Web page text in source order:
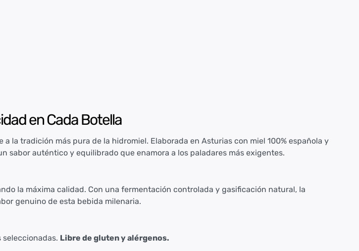
en Cada Botella
la tradición más pura de la hidromiel. Elaborada en Asturias con miel 100% española y
sabor auténtico y equilibrado que enamora a los paladares más exigentes.
la máxima calidad. Con una fermentación controlada y gasificación natural, la
genuino de esta bebida milenaria.
seleccionadas. Libre de gluten y alérgenos.